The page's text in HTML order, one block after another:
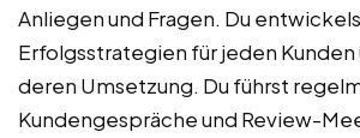
Anliegen und Fragen. Du
Erfolgsstrategien für jeden
deren Umsetzung. Du führst
Kundengespräche und Review-